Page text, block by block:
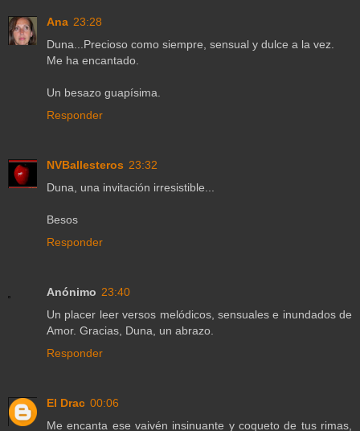
Ana 23:28
Duna...Precioso como siempre, sensual y dulce a la vez.
Me ha encantado.
Un besazo guapísima.
Responder
NVBallesteros 23:32
Duna, una invitación irresistible...
Besos
Responder
Anónimo 23:40
Un placer leer versos melódicos, sensuales e inundados de
Amor. Gracias, Duna, un abrazo.
Responder
El Drac 00:06
Me encanta ese vaivén insinuante y coqueto de tus rimas,